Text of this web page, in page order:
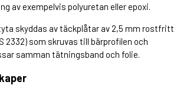
av exempelvis polyuretan eller epoxi.
skyddas av täckplåtar av 2,5 mm rostfritt
2332) som skruvas till bärprofilen och
samman tätningsband och folie.